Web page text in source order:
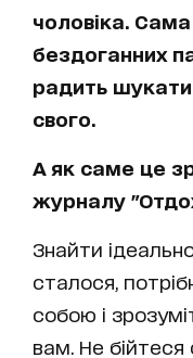
чоловіка.
бездоганних
радить
свого.
А як саме це
журналу
Знайти
сталося,
собою і
вам. Не бійтеся